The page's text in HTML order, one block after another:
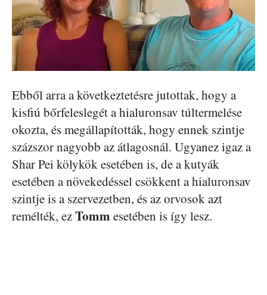
Ebből arra a következtetésre jutottak, hogy a
kisfiú bőrfeleslegét a hialuronsav túltermelése
okozta, és megállapították, hogy ennek szintje
százszor nagyobb az átlagosnál. Ugyanez igaz a
Shar Pei kölykök esetében is, de a kutyák
esetében a növekedéssel csökkent a hialuronsav
szintje is a szervezetben, és az orvosok azt
remélték, ezTomm esetében is így lesz.